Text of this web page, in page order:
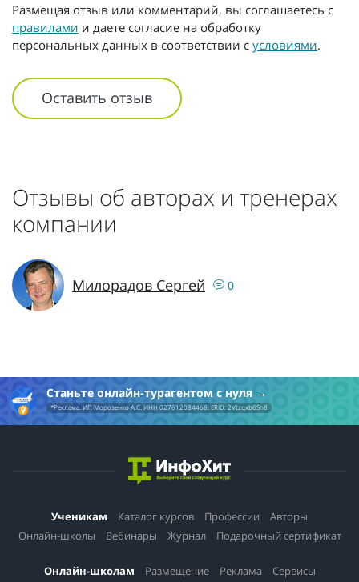
Размещая отзыв или комментарий, вы соглашаетесь с
правилами и даете согласие на обработку
персональных данных в соответствии с условиями.
Оставить отзыв
Отзывы об авторах и тренерах
компании
Милорадов Сергей 0
Станьте онлайн-турагентом с нуля
*Реклама. ИП Морозенко А.С. ИНН 027612084468. ERID: 2Vtzqxb6Sh8
Ученикам Каталог курсов Профессии
Авторы
Онлайн-школы
Вебинары Журнал Подарочный сертификат
Онлайн-школам Размещение Реклама Сервисы